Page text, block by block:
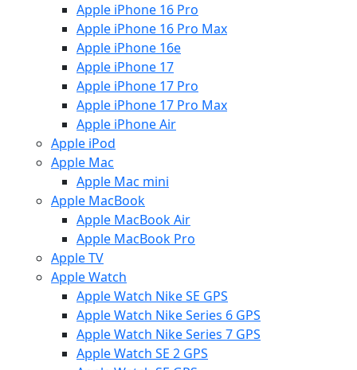
Apple iPhone 16 Pro
Apple iPhone 16 Pro Max
Apple iPhone 16e
Apple iPhone 17
Apple iPhone 17 Pro
Apple iPhone 17 Pro Max
Apple iPhone Air
Apple iPod
Apple Mac
Apple Mac mini
Apple MacBook
Apple MacBook Air
Apple MacBook Pro
Apple TV
Apple Watch
Apple Watch Nike SE GPS
Apple Watch Nike Series 6 GPS
Apple Watch Nike Series 7 GPS
Apple Watch SE 2 GPS